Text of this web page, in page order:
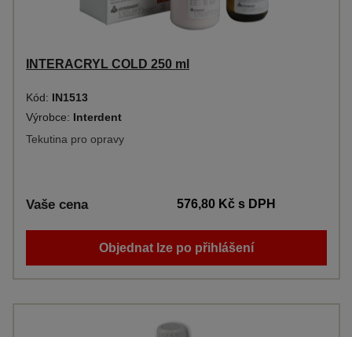
INTERACRYL COLD 250 ml
Kód: IN1513
Výrobce: Interdent
Tekutina pro opravy
Vaše cena 576,80 Kčs DPH
Objednat lze po přihlášení